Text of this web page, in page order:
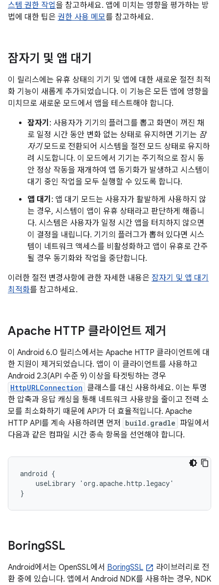
스템 권한 작업을 참고하세요. 앱에 미치는 영향을 평가하는 방
법에 대한 팁은 권한 사용 메모를 참고하세요.
잠자기 및 앱 대기
이 릴리스에는 유휴 상태의 기기 및 앱에 대한 새로운 절전 최적
화 기능이 새롭게 추가되었습니다. 이 기능은 모든 앱에 영향을
미치므로 새로운 모드에서 앱을 테스트해야 합니다.
잠자기 : 사용자가 기기의 플러그를 뽑고 화면이 꺼진 채
로 일정 시간 동안 변화 없는 상태로 유지하면 기기는 잠
자기모드로 전환되어 시스템을 절전 모드 상태로 유지하
려 시도합니다. 이 모드에서 기기는 주기적으로 잠시 동
안 정상 작동을 재개하여 앱 동기화가 발생하고 시스템이
대기 중인 작업을 모두 실행할 수 있도록 합니다.
앱 대기 : 앱 대기 모드는 사용자가 활발하게 사용하지 않
는 경우, 시스템이 앱이 유휴 상태라고 판단하게 해줍니
다. 시스템은 사용자가 일정 시간 앱을 터치하지 않으면
이 결정을 내립니다. 기기의 플러그가 뽑혀 있다면 시스
템이 네트워크 액세스를 비활성화하고 앱이 유휴로 간주
될 경우 동기화와 작업을 중단합니다.
이러한 절전 변경사항에 관한 자세한 내용은 잠자기 및 앱 대기
최적화를 참고하세요.
Apache HTTP 클라이언트 제거
이 Android 6.0 릴리스에서는 Apache HTTP 클라이언트에 대
한 지원이 제거되었습니다. 앱이 이 클라이언트를 사용하고
Android 2.3(API 수준 9) 이상을 타겟팅하는 경우
HttpURLConnection 클래스를 대신 사용하세요. 이는 투명
한 압축과 응답 캐싱을 통해 네트워크 사용량을 줄이고 전력 소
모를 최소화하기 때문에 API가 더 효율적입니다. Apache
HTTP API를 계속 사용하려면 먼저
build.gradle 파일에서
다음과 같은 컴파일 시간 종속 항목을 선언해야 합니다.
android {
    useLibrary 'org.apache.http.legacy'
}
BoringSSL
Android에서는 OpenSSL에서 BoringSSL
라이브러리로 전
환 중에 있습니다. 앱에서 Android NDK를 사용하는 경우, NDK